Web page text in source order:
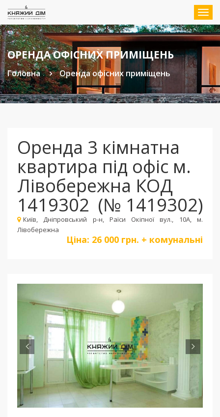
ОРЕНДА ОФІСНИХ ПРИМІЩЕНЬ
Головна Оренда офісних приміщень
Оренда 3 кімнатна
квартира під офіс м.
Лівобережна КОД
1419302 (№ 1419302)
Київ, Дніпровський р-н, Раїси Окіпної вул., 10А, м.
Лівобережна
Ціна: 26 000 грн. + комунальні